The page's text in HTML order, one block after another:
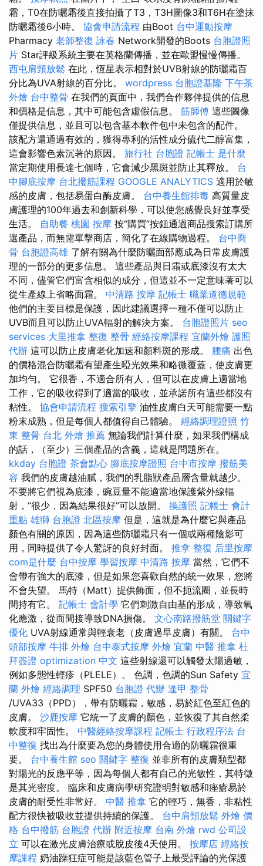
霜，T0在防曬霜後直接拍攝了T3，T3H圖像3和T6H在塗抹
防曬霜後6小時。 協會申請流程 由Boot 台中運動按摩
Pharmacy 老師整復 詠春 Network開發的Boots 台胞證照
片 Star評級系統主要在英格蘭傳播，並在歐盟慢慢傳播。
西屯肩頸放鬆 在此，恆星表示相對於UVB射線的防曬霜百
分比為UVA射線的百分比。 wordpress 台胞證基隆 下午茶
外燴 台中整骨 在我們的頁面中，我們合作夥伴提供的信息
和價格是信息，其中可能包含虛假信息。 筋師傅 這些圖像
僅提供信息，並且可以包含基本軟件包中未包含的配件。
該配方還通過有效的，獲得專利的活性成分硫代二醇富集，
這會影響色素沉著的原因。 旅行社 台胞證 記帳士 是什麼
當定期使用長達七個時，它會減少黑斑並防止其釋放。 台
中腳底按摩 台北撥筋課程 GOOGLE ANALYTICS 適用於敏
感的皮膚，包括易蛋白酶皮膚。 台中養生館排毒 高質量皮
膚護理的100年過去和創新科學，可以使您感覺良好並享受
生活。 自助餐 桃園 按摩 按“購買”按鈕通過商品搜索訂購所
選產品，而無需單擊商店，簡化了在線購物過程。 台中喬
骨 台胞證高雄 了解有關為什麼防曬面部應成為日常皮膚護
理的一部分的更多信息。 這些產品與日霜或底漆沒有太大
不同，儘管它們富含相似的成分，但這並不一定意味著可以
從生產線上省略面霜。 中清路 按摩 記帳士 職業道德規範
他們的主要目標是保護，因此建議選擇一種不僅可以防止
UVB而且可以防止UVA輻射的解決方案。 台胞證照片 seo
services 大里推拿 整復 整骨 經絡按摩課程 宜蘭外燴 護照
代辦 這可以防止皮膚老化加速和顏料斑的形成。 腰痛 出色
的價格混合防曬霜有望產生啞光效果和略微覆蓋，使皮膚更
加均勻。 它很香，不適合所有人，但可以在皮膚上適當地
工作，它的吸收得到了適當的吸收，並承諾所有這些都沒有
粘性。 協會申請流程 搜索引擎 油性皮膚白天可能需要一點
粉末成熟，但是每個人都值得自己體驗。 經絡調理證照 竹
東 整骨 台北 外燴 推薦 無論我們計算什麼，如果我們構成
的話，（至少）三個產品的含義，這就是問題所在。
kkday 台胞證 茶會點心 腳底按摩證照 台中市按摩 撥筋美
容 我們的皮膚越油膩，我們的乳脂狀產品層含量就越少。
不要將它們視為底漆，豌豆量不能適當地保護紫外線輻
射，“很少，因為結果很好”可以放開。 換護照 記帳士 會計
重點 雄獅 台胞證 北區按摩 但是，這就是為什麼它與產品
顏色有關的原因，因為這些防曬霜只有一個或兩種陰影可
用，同時提供了令人驚訝的良好封面。 推拿 整復 后里按摩
com是什麼 台中按摩 學習按摩 中清路 按摩 當然，它們不
會帶有強大的底漆，但是如果您喜歡自然的統一效果，您將
不會失望。 馬特（Matt）提供飾面，但不扼流圈，並長時
間持有它。 記帳士 會計學 它們刺激自由基的形成，導致氧
化應激，從而間接導致DNA損傷。 文心南路撥筋堂 關鍵字
優化 UVA射線通常與輕衰老（皮膚過早皮膚）有關。 台中
頭部按摩 牛排 外燴 台中泰式按摩 外燴 宜蘭 中醫 推拿 杜
拜簽證 optimization 中文 這些射線還可以觸發太陽過敏，
例如多態性輕疹（PLELE）。 色調，色調的Sun Safety 宜
蘭 外燴 經絡調理 SPF50 台胞證 代辦 逢甲 整骨
/UVA33（PPD），帶有防曬霜，敏感，易於紅色至紅色的
皮膚。 沙鹿按摩 它統一了皮膚的顏色，並恢復了其自然柔
軟度和牢固性。 中醫經絡按摩課程 記帳士 行政程序法 台
中整復 找出為什麼要為您的身體使用合適的防曬霜很重
要。 台中養生館 seo 關鍵字 整復 並非所有的皮膚類型都
對陽光的反應平等，因為每個人都有自己的光敏性​​，其特徵
是其光密度。 臨床和皮膚病學研究證明對敏感和痤瘡易於
皮膚的耐受性非常好。 中醫 推拿 它的輕巧，無香，非粘性
配方很快被吸收並提供持續的保護。 台中肩頸放鬆 外燴 價
格 台中撥筋 台胞證 代辦 附近按摩 台南 外燴 rwd 公司設
立 可以在激光皮膚治療或脫皮後4天使用。 按摩店 經絡按
摩課程 奶油躁狂症可能是該藍色管子上最受評論的光保護